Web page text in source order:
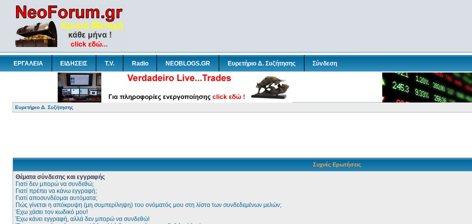
ΕΡΓΑΛΕΙΑ ΕΙΔΗΣΕΙΣ T.V. Radio NEOBLOGS.GR Ευρετήριο Δ. Συζήτησης Σύνδεση
Ευρετήριο Δ. Συζήτησης
Συχνές Ερωτήσεις
Θέματα σύνδεσης και εγγραφής
Γιατί δεν μπορώ να συνδεθώ;
Γιατί πρέπει να κάνω εγγραφή;
Γιατί αποσυνδέομαι αυτόματα;
Πώς γίνεται η απόκρυψη (μη συμπερίληψη) του ονόματός μου στη λίστα των συνδεδεμένων μελών;
Έχω χάσει τον κωδικό μου!
Έχω κάνει εγγραφή, αλλά δεν μπορώ να συνδεθώ!